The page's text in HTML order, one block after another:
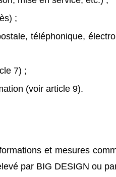
;
téléphonique,
7) ;
(voir article 9).
et mesures
par BIG DESIGN ou